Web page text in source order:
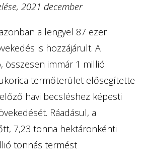
2021 december
a lengyel 87 ezer
is hozzájárult. A
összesen immár 1 millió
termőterület elősegítette
havi becsléshez képesti
Ráadásul, a
7,23 tonna hektáronkénti
tonnás termést